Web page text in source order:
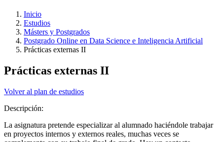
Inicio
Estudios
Másters y Postgrados
Postgrado Online en Data Science e Inteligencia Artificial
Prácticas externas II
Prácticas externas II
Volver al plan de estudios
Descripción:
La asignatura pretende especializar al alumnado haciéndole trabajar
en proyectos internos y externos reales, muchas veces se